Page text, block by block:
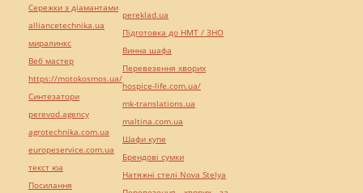
Сережки з діамантами
alliancetechnika.ua
миралинкс
Веб мастер
https://motokosmos.ua/
Синтезатори
perevod.agency
agrotechnika.com.ua
europeservice.com.ua
текст юа
Посилання
pereklad.ua
Підготовка до НМТ / ЗНО
Винна шафа
Перевезення хворих
hospice-life.com.ua/
mk-translations.ua
maltina.com.ua
Шафи купе
Брендові сумки
Натяжні стелі Nova Stelya